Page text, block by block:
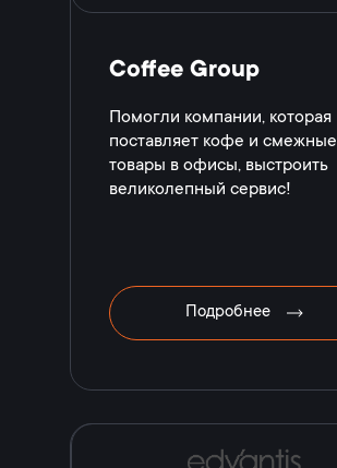
Coffee Group
Помогли компании, которая
поставляет кофе и смежные
товары в офисы, выстроить
великолепный сервис!
Подробнее